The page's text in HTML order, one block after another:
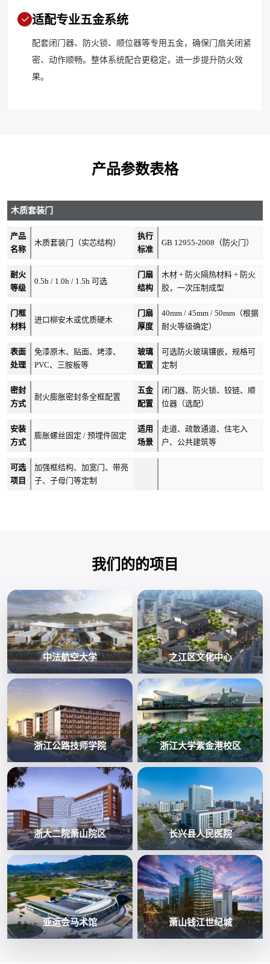
适配专业五金系统
配套闭门器、防火锁、顺位器等专用五金，确保门扇关闭紧
密、动作顺畅。整体系统配合更稳定，进一步提升防火效
果。
产品参数表格
木质套装门
产品
名称
木质套装门（实芯结构）
执行
标准
GB 12955-2008（防火门）
耐火
等级
0.5h / 1.0h / 1.5h 可选
门扇
结构
木材 + 防火隔热材料 + 防火
胶，一次压制成型
门框
材料
进口柳安木或优质硬木
门扇
厚度
40mm / 45mm / 50mm（根据
耐火等级确定）
表面
处理
免漆原木、贴面、烤漆、
PVC、三胺板等
玻璃
配置
可选防火玻璃镶嵌，规格可
定制
密封
方式
耐火膨胀密封条全框配置
五金
配置
闭门器、防火锁、铰链、顺
位器（选配）
安装
方式
膨胀螺丝固定 / 预埋件固定
适用
场景
走道、疏散通道、住宅入
户、公共建筑等
可选
项目
加强框结构、加宽门、带亮
子、子母门等定制
我们的的项目
中法航空大学 之江区文化中心
浙江公路技师学院 浙江大学紫金港校区
浙大二院萧山院区 长兴县人民医院
亚运会马术馆 萧山钱江世纪城